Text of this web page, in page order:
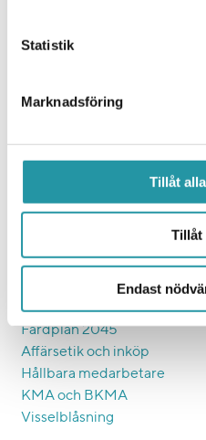
Statistik
Marknadsföring
Tillåt
Tillåt
Endast
Orgnr: 556225-4440
Marknadsgatan 20
Vi bygger
Bostad
Eftermarknad
Färdplan 2045
Affärsetik och inköp
Hållbara medarbetare
KMA och BKMA
Visselblåsning